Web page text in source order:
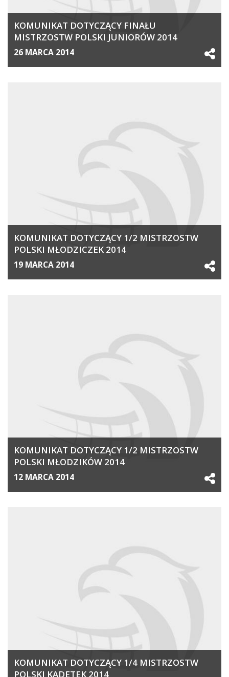
KOMUNIKAT DOTYCZĄCY FINAŁU
MISTRZOSTW POLSKI JUNIORÓW 2014
26 MARCA 2014
KOMUNIKAT DOTYCZĄCY 1/2 MISTRZOSTW
POLSKI MŁODZICZEK 2014
19 MARCA 2014
KOMUNIKAT DOTYCZĄCY 1/2 MISTRZOSTW
POLSKI MŁODZIKÓW 2014
12 MARCA 2014
KOMUNIKAT DOTYCZĄCY 1/4 MISTRZOSTW
POLSKI KADETEK 2014